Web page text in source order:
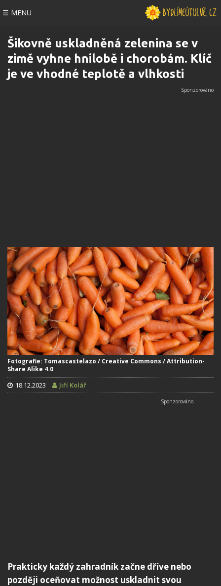
☰ MENU
Šikovně uskladněná zelenina se v
zimě vyhne hnilobě i chorobám. Klíč
je ve vhodné teplotě a vlhkosti
Fotografie: Tomascastelazo / Creative Commons / Attribution-
Share Alike 4.0
18.12.2023 Jiří Kolář
Prakticky každý zahradník začne dříve nebo
později oceňovat možnost uskladnit svou